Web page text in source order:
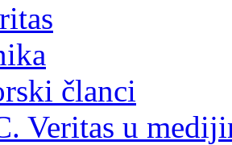
članci
Veritas u